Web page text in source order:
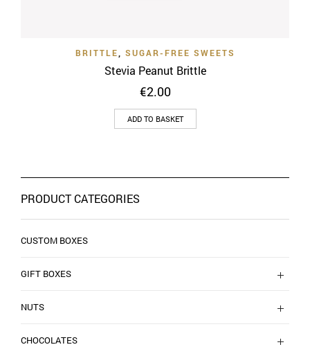
BRITTLE SUGAR-FREE SWEETS
Stevia Peanut Brittle
€2.00
ADD TO BASKET
PRODUCT CATEGORIES
CUSTOM BOXES
GIFT BOXES
NUTS
CHOCOLATES